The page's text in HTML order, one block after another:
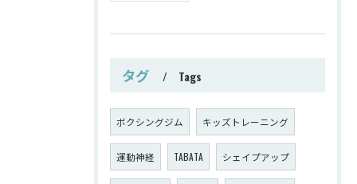
タグ Tags
ボクシングジム キッズトレーニング
運動神経 TABATA シェイプアップ